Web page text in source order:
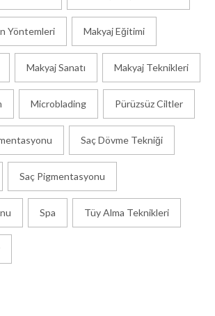
Yöntemleri Makyaj Eğitimi
Makyaj Sanatı Makyaj Teknikleri
Microblading Pürüzsüz Ciltler
Saç Dövme Tekniği
Saç Pigmentasyonu
Spa Tüy Alma Teknikleri